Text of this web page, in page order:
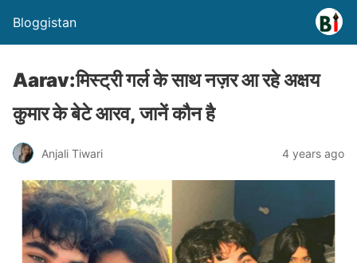
Bloggistan
Aarav:मिस्ट्री गर्ल के साथ नज़र आ रहे अक्षय
कुमार के बेटे आरव, जानें कौन है
Anjali Tiwari 4 years ago